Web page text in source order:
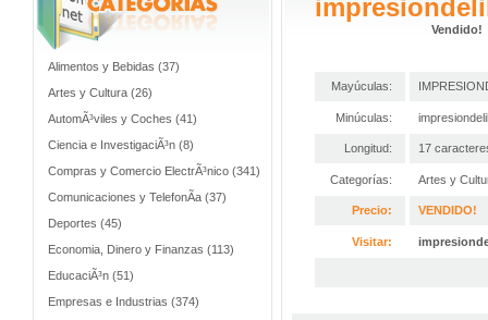
Alimentos y Bebidas (37)
Artes y Cultura (26)
AutomÃ³viles y Coches (41)
Ciencia e InvestigaciÃ³n (8)
Compras y Comercio ElectrÃ³nico (341)
Comunicaciones y TelefonÃ­a (37)
Deportes (45)
Economia, Dinero y Finanzas (113)
EducaciÃ³n (51)
Empresas e Industrias (374)
Vendido!
Mayúculas:
Minúculas:
Longitud: 17
Categorías: Artes y
Precio: VENDIDO!
Visitar: